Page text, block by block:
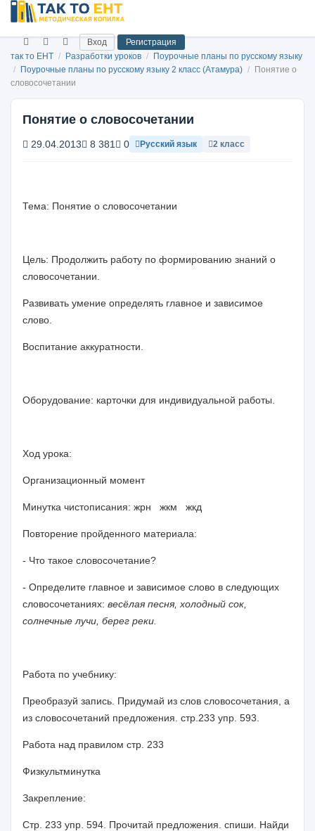
Вход
Регистрация
так то ЕНТ / Разработки уроков /
Поурочные планы по русскому языку
/
Поурочные планы по русскому языку 2 класс (Атамура) /
Понятие о
словосочетании
Понятие о словосочетании
29.04.2013 8 381 0 Русский язык 2 класс
Тема: Понятие о словосочетании
Цель: Продолжить работу по формированию знаний о
словосочетании.
Развивать умение определять главное и зависимое
слово.
Воспитание аккуратности.
Оборудование: карточки для индивидуальной работы.
Ход урока:
Организационный момент
Минутка чистописания: жрн жкм жкд
Повторение пройденного материала:
- Что такое словосочетание?
- Определите главное и зависимое слово в следующих
словосочетаниях: весёлая песня, холодный сок,
солнечные лучи, берег реки.
Работа по учебнику:
Преобразуй запись. Придумай из слов словосочетания, а
из словосочетаний предложения. стр.233 упр. 593.
Работа над правилом стр. 233
Физкультминутка
Закрепление:
Стр. 233 упр. 594. Прочитай предложения. спиши. Найди